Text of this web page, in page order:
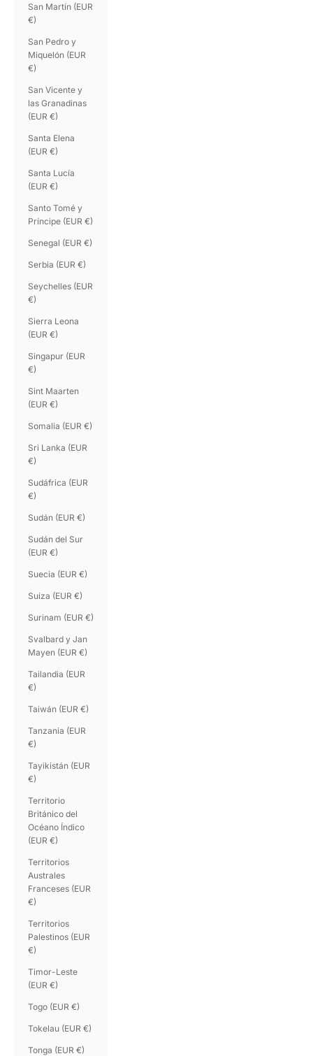
San Martín (EUR
€)
San Pedro y
Miquelón (EUR
€)
San Vicente y
las Granadinas
(EUR €)
Santa Elena
(EUR €)
Santa Lucía
(EUR €)
Santo Tomé y
Príncipe (EUR €)
Senegal (EUR €)
Serbia (EUR €)
Seychelles (EUR
€)
Sierra Leona
(EUR €)
Singapur (EUR
€)
Sint Maarten
(EUR €)
Somalia (EUR €)
Sri Lanka (EUR
€)
Sudáfrica (EUR
€)
Sudán (EUR €)
Sudán del Sur
(EUR €)
Suecia (EUR €)
Suiza (EUR €)
Surinam (EUR €)
Svalbard y Jan
Mayen (EUR €)
Tailandia (EUR
€)
Taiwán (EUR €)
Tanzania (EUR
€)
Tayikistán (EUR
€)
Territorio
Británico del
Océano Índico
(EUR €)
Territorios
Australes
Franceses (EUR
€)
Territorios
Palestinos (EUR
€)
Timor-Leste
(EUR €)
Togo (EUR €)
Tokelau (EUR €)
Tonga (EUR €)